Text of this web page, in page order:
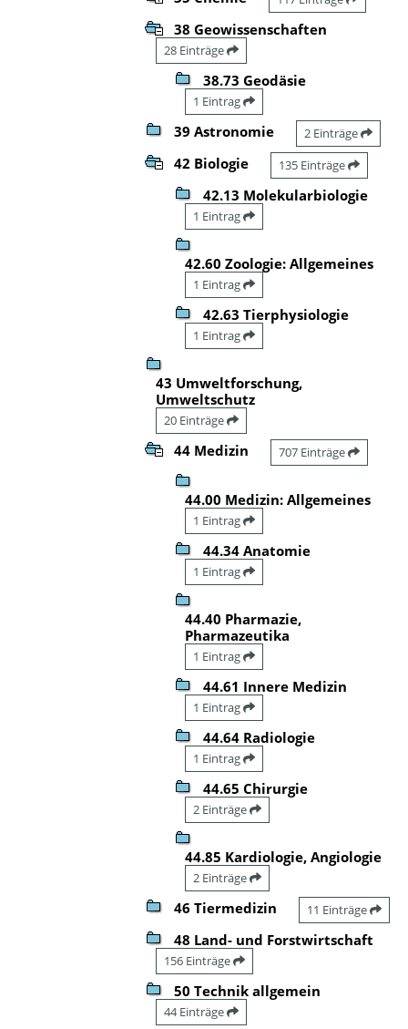
38 Geowissenschaften
28 Einträge
38.73 Geodäsie
1 Eintrag
39 Astronomie 2 Einträge
42 Biologie 135 Einträge
42.13 Molekularbiologie
1 Eintrag
42.60 Zoologie: Allgemeines
1 Eintrag
42.63 Tierphysiologie
1 Eintrag
43 Umweltforschung,
Umweltschutz
20 Einträge
44 Medizin 707 Einträge
44.00 Medizin: Allgemeines
1 Eintrag
44.34 Anatomie
1 Eintrag
44.40 Pharmazie,
Pharmazeutika
1 Eintrag
44.61 Innere Medizin
1 Eintrag
44.64 Radiologie
1 Eintrag
44.65 Chirurgie
2 Einträge
44.85 Kardiologie, Angiologie
2 Einträge
46 Tiermedizin 11 Einträge
48 Land- und Forstwirtschaft
156 Einträge
50 Technik allgemein
44 Einträge